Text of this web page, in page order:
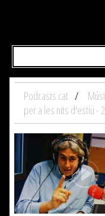
Podcasts.cat
per a les nits d'estiu -